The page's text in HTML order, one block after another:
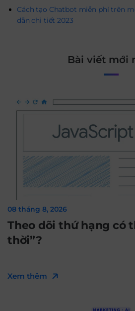
Cách tạo Chatbot miễn phí trên
dẫn chi tiết 2023
Bài viết mới
08 tháng 8, 2026
Theo dõi thứ hạng có
thời”?
Xem thêm